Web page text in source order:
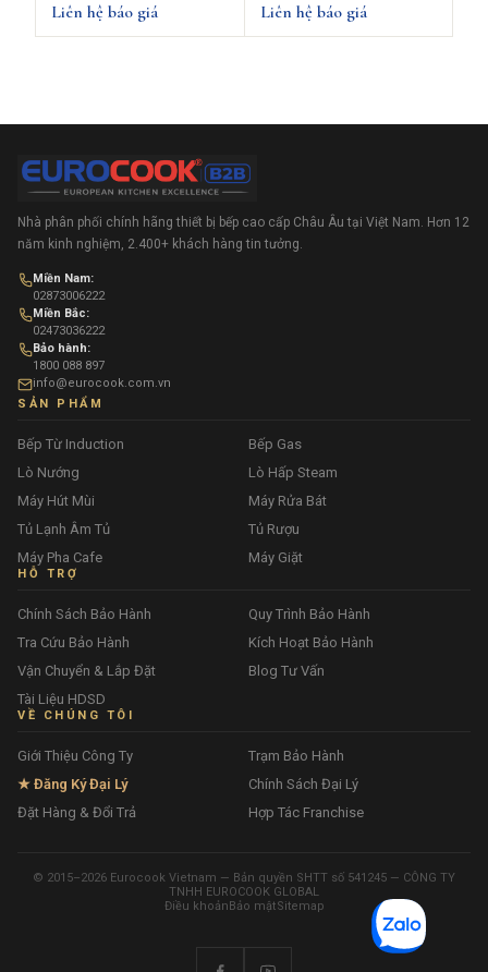
Liên hệ báo giá Liên hệ báo giá
Nhà phân phối chính hãng thiết bị bếp cao cấp Châu Âu tại Việt Nam. Hơn 12
năm kinh nghiệm, 2.400+ khách hàng tin tưởng.
Miền Nam:
02873006222
Miền Bắc:
02473036222
Bảo hành:
1800 088 897
info@eurocook.com.vn
SẢN PHẨM
Bếp Từ Induction
Bếp Gas
Lò Nướng
Lò Hấp Steam
Máy Hút Mùi
Máy Rửa Bát
Tủ Lạnh Âm Tủ
Tủ Rượu
Máy Pha Cafe
Máy Giặt
HỖ TRỢ
Chính Sách Bảo Hành
Quy Trình Bảo Hành
Tra Cứu Bảo Hành
Kích Hoạt Bảo Hành
Vận Chuyển & Lắp Đặt
Blog Tư Vấn
Tài Liệu HDSD
VỀ CHÚNG TÔI
Giới Thiệu Công Ty
Trạm Bảo Hành
★ Đăng Ký Đại Lý
Chính Sách Đại Lý
Đặt Hàng & Đổi Trả
Hợp Tác Franchise
© 2015–2026 Eurocook Vietnam — Bản quyền SHTT số 541245 — CÔNG TY
TNHH EUROCOOK GLOBAL
Điều khoản Bảo mậtSitemap